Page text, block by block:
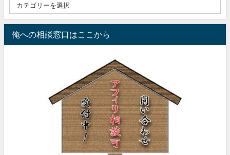
俺への相談窓口はここから